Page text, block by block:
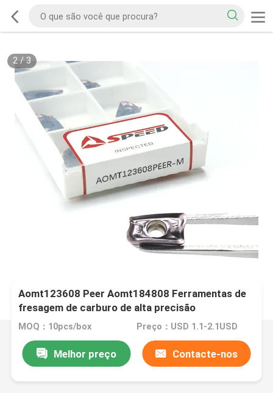
2/ 3
Aomt123608 Peer Aomt184808 Ferramentas de
fresagem de carburo de alta precisão
MOQ：10pcs/box Preço：USD 1.1-2.1USD
Melhor preço Contacte-nos